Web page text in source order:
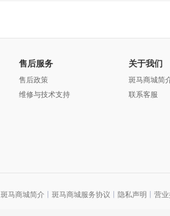
售后服务
售后政策
维修与技术支持
关于我们
斑马商城简
联系客服
斑马商城简介 丨 斑马商城服务协议 丨 隐私声明 丨 营